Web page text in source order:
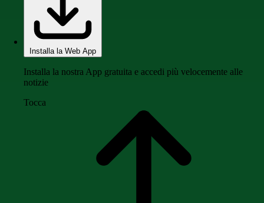
Installa la Web App
Installa la nostra App gratuita e accedi più velocemente alle
notizie
Tocca